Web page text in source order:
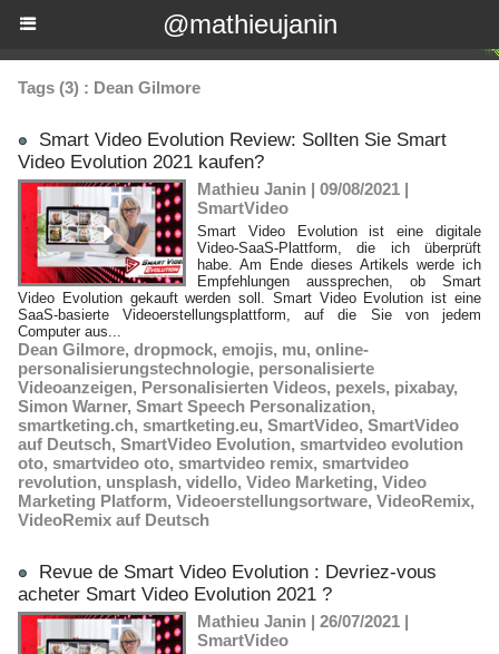
@mathieujanin
Tags (3) : Dean Gilmore
Smart Video Evolution Review: Sollten Sie Smart
Video Evolution 2021 kaufen?
Mathieu Janin | 09/08/2021 |
SmartVideo
Smart Video Evolution ist eine digitale
Video-SaaS-Plattform, die ich überprüft
habe. Am Ende dieses Artikels werde ich
Empfehlungen aussprechen, ob Smart
Video Evolution gekauft werden soll. Smart Video Evolution ist eine
SaaS-basierte Videoerstellungsplattform, auf die Sie von jedem
Computer aus...
Dean Gilmore, dropmock, emojis, mu, online-
personalisierungstechnologie, personalisierte
Videoanzeigen, Personalisierten Videos, pexels, pixabay,
Simon Warner, Smart Speech Personalization,
smartketing.ch, smartketing.eu, SmartVideo, SmartVideo
auf Deutsch, SmartVideo Evolution, smartvideo evolution
oto, smartvideo oto, smartvideo remix, smartvideo
revolution, unsplash, vidello, Video Marketing, Video
Marketing Platform, Videoerstellungsortware, VideoRemix,
VideoRemix auf Deutsch
Revue de Smart Video Evolution : Devriez-vous
acheter Smart Video Evolution 2021 ?
Mathieu Janin | 26/07/2021 |
SmartVideo